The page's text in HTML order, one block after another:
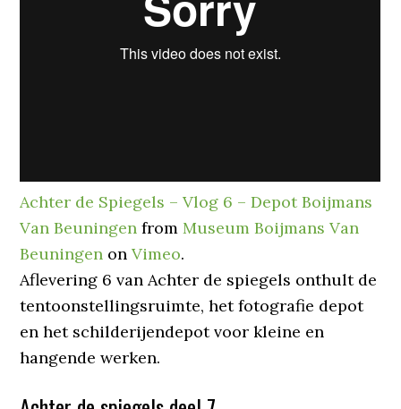
Achter de Spiegels – Vlog 6 – Depot Boijmans
Van Beuningen fromMuseum Boijmans Van
Beuningen onVimeo.
Aflevering 6 van Achter de spiegels onthult de
tentoonstellingsruimte, het fotografie depot
en het schilderijendepot voor kleine en
hangende werken.